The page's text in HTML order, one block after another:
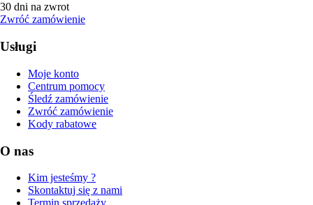
30 dni na zwrot
Zwróć zamówienie
Usługi
Moje konto
Centrum pomocy
Śledź zamówienie
Zwróć zamówienie
Kody rabatowe
O nas
Kim jesteśmy ?
Skontaktuj się z nami